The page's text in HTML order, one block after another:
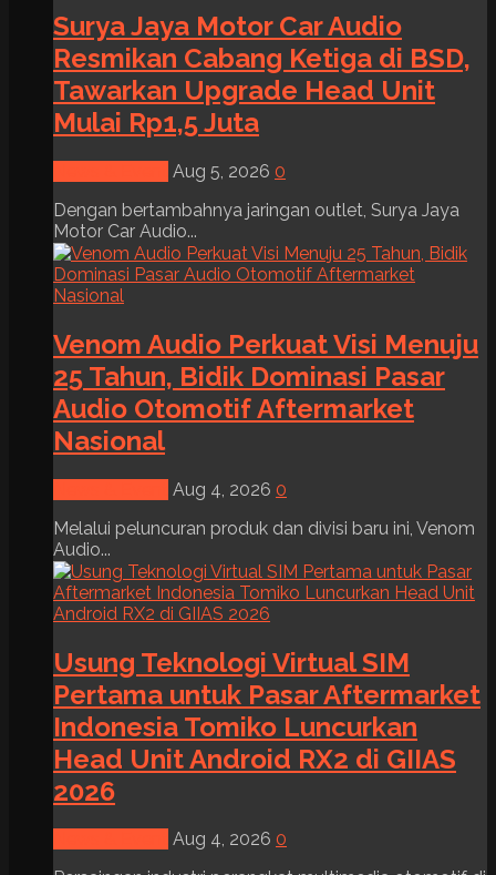
Surya Jaya Motor Car Audio
Resmikan Cabang Ketiga di BSD,
Tawarkan Upgrade Head Unit
Mulai Rp1,5 Juta
Aug 5, 2026 0
Dengan bertambahnya jaringan outlet, Surya Jaya
Motor Car Audio...
Venom Audio Perkuat Visi Menuju
25 Tahun, Bidik Dominasi Pasar
Audio Otomotif Aftermarket
Nasional
Aug 4, 2026 0
Melalui peluncuran produk dan divisi baru ini, Venom
Audio...
Usung Teknologi Virtual SIM
Pertama untuk Pasar Aftermarket
Indonesia Tomiko Luncurkan
Head Unit Android RX2 di GIIAS
2026
Aug 4, 2026 0